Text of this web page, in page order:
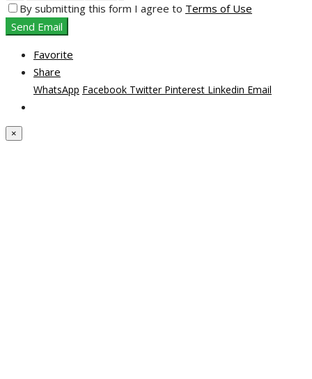
By submitting this form I agree to Terms of Use
Send Email
Favorite
Share
WhatsApp Facebook Twitter Pinterest Linkedin Email
×